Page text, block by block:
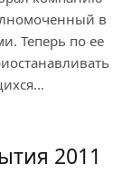
в
Теперь по ее
2011